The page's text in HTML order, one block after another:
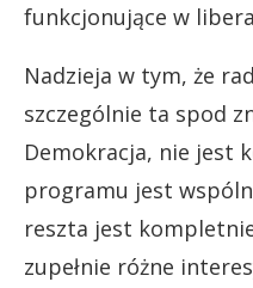
funkcjonujące w
Nadzieja w tym, że
szczególnie ta spod
Demokracja, nie jest
programu jest
reszta jest
zupełnie różne